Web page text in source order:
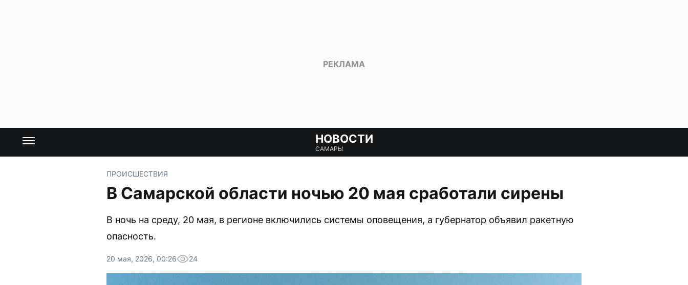
НОВОСТИ
САМАРЫ
ПРОИСШЕСТВИЯ
В Самарской области ночью 20 мая сработали сирены
В ночь на среду, 20 мая, в регионе включились системы оповещения, а губернатор объявил ракетную
опасность.
20 мая, 2026, 00:26 24